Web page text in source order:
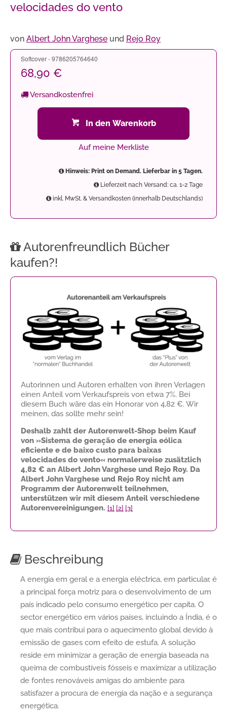
velocidades do vento
von Albert John Varghese und Rejo Roy
Softcover - 9786205764640
68,90 €
Versandkostenfrei
In den Warenkorb
Auf meine Merkliste
Hinweis: Print on Demand. Lieferbar in 5 Tagen.
Lieferzeit nach Versand: ca. 1-2 Tage
inkl. MwSt. & Versandkosten (innerhalb Deutschlands)
Autorenfreundlich Bücher
kaufen?!
Autorinnen und Autoren erhalten von ihren Verlagen
einen Anteil vom Verkaufspreis von etwa 7%. Bei
diesem Buch wäre das ein Honorar von 4,82 €. Wir
meinen, das sollte mehr sein!
Deshalb zahlt der Autorenwelt-Shop beim Kauf
von »Sistema de geração de energia eólica
eficiente e de baixo custo para baixas
velocidades do vento« normalerweise zusätzlich
4,82 € an Albert John Varghese und Rejo Roy. Da
Albert John Varghese und Rejo Roy nicht am
Programm der Autorenwelt teilnehmen,
unterstützen wir mit diesem Anteil verschiedene
Autorenvereinigungen. [1] [2] [3]
Beschreibung
A energia em geral e a energia eléctrica, em particular, é
a principal força motriz para o desenvolvimento de um
país indicado pelo consumo energético per capita. O
sector energético em vários países, incluindo a Índia, é o
que mais contribui para o aquecimento global devido à
emissão de gases com efeito de estufa. A solução
reside em minimizar a geração de energia baseada na
queima de combustíveis fósseis e maximizar a utilização
de fontes renováveis amigas do ambiente para
satisfazer a procura de energia da nação e a segurança
energética.